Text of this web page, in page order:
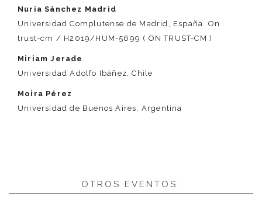
Nuria Sánchez Madrid
Universidad Complutense de Madrid, España. On
trust-cm / H2019/HUM-5699 ( ON TRUST-CM )
Miriam Jerade
Universidad Adolfo Ibáñez, Chile
Moira Pérez
Universidad de Buenos Aires, Argentina
OTROS EVENTOS: